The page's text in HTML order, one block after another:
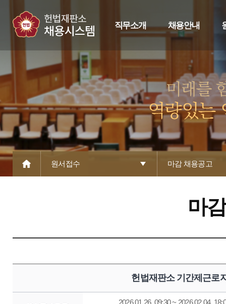
직무소개 채용안내
원서접수 마감 채용공고
마
헌법재판소 기간제근로
2026.01.26. 09:30 ~ 2026.02.04.